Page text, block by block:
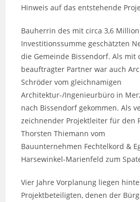
Hinweis auf das entstehende
Bauherrin des mit circa 3,6
Investitionssumme geschätzten
die Gemeinde Bissendorf. Als mit
beauftragter Partner war auch
Schröder vom gleichnamigen
Architektur-/Ingenieurbüro in
nach Bissendorf gekommen. Als
zeichnender Projektleiter für den
Thorsten Thiemann vom
Bauunternehmen Fechtelkord &
Harsewinkel-Marienfeld zum
Vier Jahre Vorplanung liegen
Projektbeteiligten, denen der